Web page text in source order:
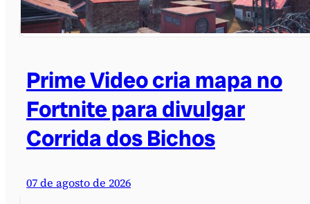
Prime Video cria mapa no
Fortnite para divulgar
Corrida dos Bichos
07 de agosto de 2026